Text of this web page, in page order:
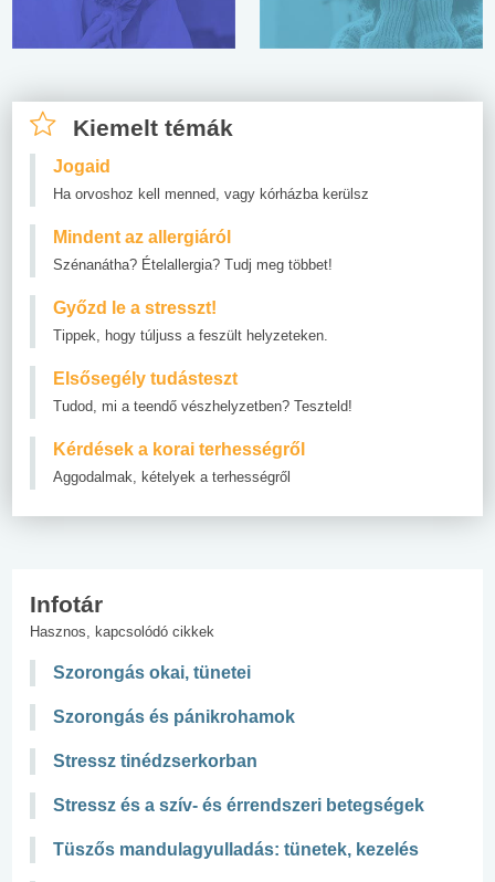
Kiemelt témák
Jogaid
Ha orvoshoz kell menned, vagy kórházba kerülsz
Mindent az allergiáról
Szénanátha? Ételallergia? Tudj meg többet!
Győzd le a stresszt!
Tippek, hogy túljuss a feszült helyzeteken.
Elsősegély tudásteszt
Tudod, mi a teendő vészhelyzetben? Teszteld!
Kérdések a korai terhességről
Aggodalmak, kételyek a terhességről
Infotár
Hasznos, kapcsolódó cikkek
Szorongás okai, tünetei
Szorongás és pánikrohamok
Stressz tinédzserkorban
Stressz és a szív- és érrendszeri betegségek
Tüszős mandulagyulladás: tünetek, kezelés